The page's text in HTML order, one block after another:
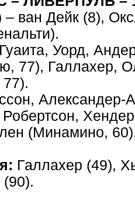
– ван Дейк (8),
Гуаита, Уорд,
77), Галлахер,
Александер-
(Минамино,
Галлахер (49),